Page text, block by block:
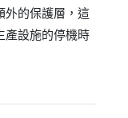
外的保護層，這
產設施的停機時